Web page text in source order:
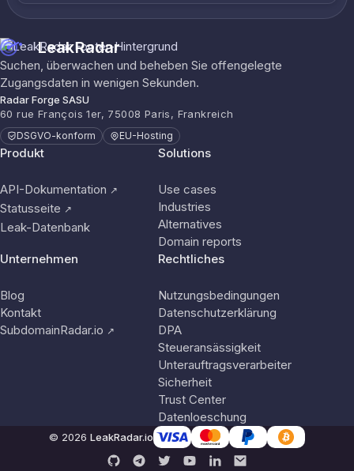
LeakRadar
Suchen, überwachen und beheben Sie offengelegte
Zugangsdaten in wenigen Sekunden.
Radar Forge SASU
60 rue François 1er, 75008 Paris, Frankreich
DSGVO-konform EU-Hosting
Produkt
API-Dokumentation ↗
Statusseite ↗
Leak-Datenbank
Solutions
Use cases
Industries
Alternatives
Domain reports
Unternehmen
Blog
Kontakt
SubdomainRadar.io ↗
Rechtliches
Nutzungsbedingungen
Datenschutzerklärung
DPA
Steueransässigkeit
Unterauftragsverarbeiter
Sicherheit
Trust Center
Datenloeschung
© 2026 LeakRadar.io